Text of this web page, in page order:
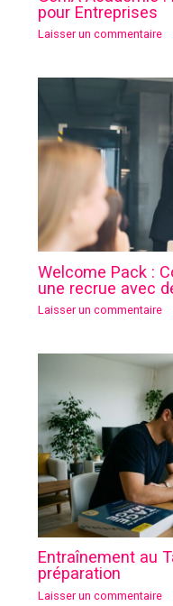
pour Entreprises
Laisser un commentaire
Welcome Pack :
une recrue avec
Laisser un commentaire
Entraînement au
préparation
Laisser un commentaire